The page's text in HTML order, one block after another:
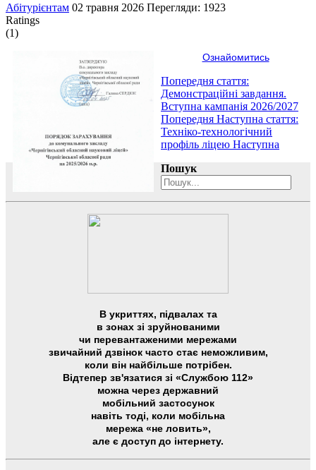
Абітурієнтам 02 травня 2026 Перегляди: 1923
Ratings
(1)
Ознайомитись
Попередня стаття:
Демонстраційні завдання.
Вступна кампанія 2026/2027
Попередня Наступна стаття:
Техніко-технологічний
профіль ліцею Наступна
Пошук
В укриттях, підвалах та
в зонах зі зруйнованими
чи перевантаженими мережами
звичайний дзвінок часто стає неможливим,
коли він найбільше потрібен.
Відтепер зв'язатися зі «Службою 112»
можна через державний
мобільний застосунок
навіть тоді, коли мобільна
мережа «не ловить»,
але є доступ до інтернету.